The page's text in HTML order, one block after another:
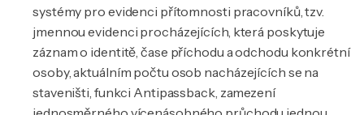
systémy pro evidenci přítomnosti pracovníků, tzv.
jmennou evidenci procházejících, která poskytuje
záznam o identitě, čase příchodu a odchodu konkrétní
osoby, aktuálním počtu osob nacházejících se na
staveništi, funkci Antipassback, zamezení